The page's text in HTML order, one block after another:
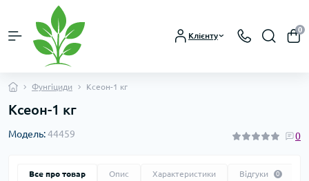
Клієнту
0
Фунгіциди Ксеон-1 кг
Ксеон-1 кг
Модель:44459 0
Все про товар Опис Характеристики Відгуки 0